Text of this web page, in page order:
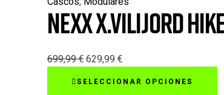
la
NEXX X.VILIJORD
699,99€629,99 €
SELECCIONAR OPCIONES